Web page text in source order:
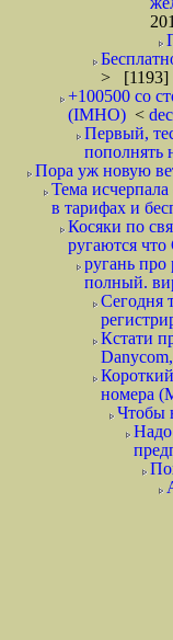
> [1193]
+100500 со
(IMHO) <
Первый,
пополнять
Пора уж новую
Тема
в тарифах и
Косяки по
ругаются
ругань про
полный.
Сегодня
Кстати
номера
Чтобы
Надо